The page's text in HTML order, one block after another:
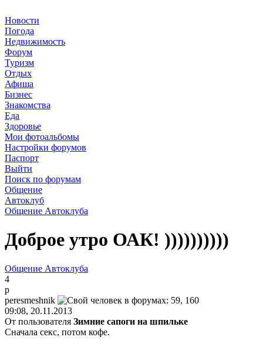
Новости
Погода
Недвижимость
Форум
Туризм
Отдых
Афиша
Бизнес
Знакомства
Еда
Здоровье
Мои фотоальбомы
Настройки форумов
Паспорт
Выйти
Поиск по форумам
Общение
Автоклуб
Общение Автоклуба
Доброе утро ОАК! ))))))))))
Общение Автоклуба
4
p
peresmeshnik
09:08, 20.11.2013
От пользователя Зимние сапоги на шпильке
Сначала секс, потом кофе.